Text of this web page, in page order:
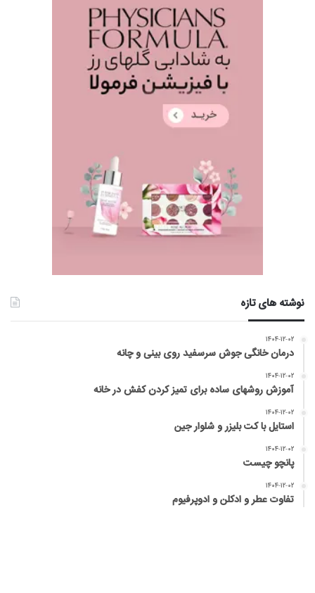
نوشته های تازه
۱۴۰۴-۱۲-۰۲
درمان خانگی جوش سرسفید روی بینی و چانه
۱۴۰۴-۱۲-۰۲
آموزش روشهای ساده برای تمیز کردن کفش در خانه
۱۴۰۴-۱۲-۰۲
استایل با کت بلیزر و شلوار جین
۱۴۰۴-۱۲-۰۲
پانچو چیست
۱۴۰۴-۱۲-۰۲
تفاوت عطر و ادکلن و ادوپرفیوم